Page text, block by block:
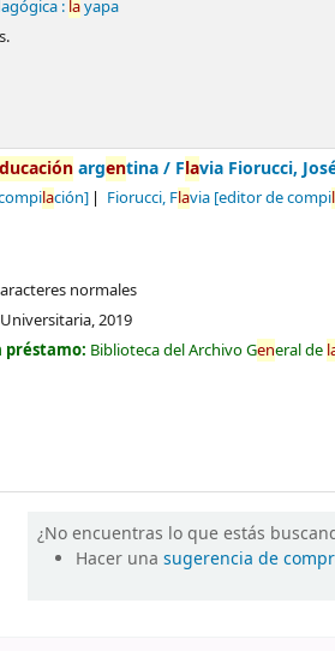
: layapa
argentina / Flavia Fiorucci,
lación] Fiorucci, Flavia[editor de compi
normales
Universitaria,2019
préstamo: Biblioteca del Archivo General de
¿No encuentras lo que estás
Hacer unasugerencia de